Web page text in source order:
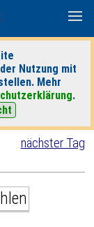
Nutzung mit
Mehr
.
| Detaillierte Suche
nächster Tag